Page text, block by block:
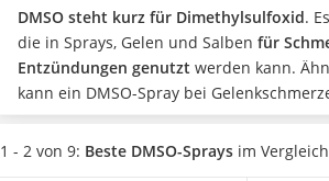
Reisehaartrockner
Eiweißpulver
Magnesiumpräparat
Katzenklappe
Nackenmassagegerät
Zeckenschutz Katze
DMSO steht kurz für Dimethylsulfoxid.
die in Sprays, Gelen und Salben für
Entzündungen genutzt werden kann.
kann ein DMSO-Spray bei
Stoffe können durch das DMSO-Spray
aufgenommen und absorbiert werden.
1 - 2 von 9: Beste DMSO-Sprays im Vergleich